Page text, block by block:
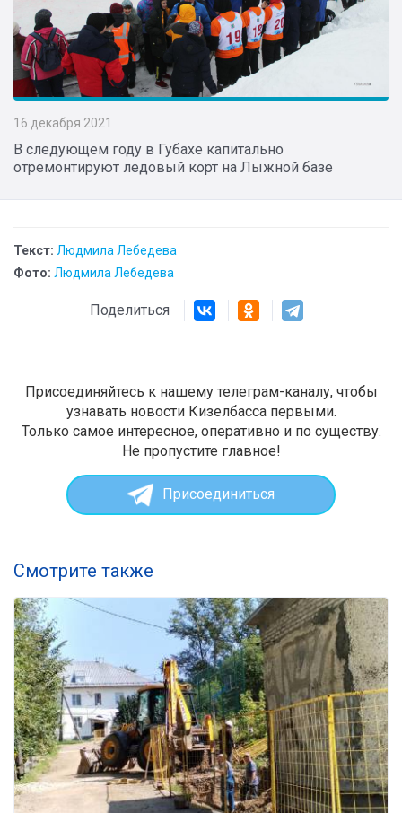
16 декабря 2021
В следующем году в Губахе капитально
отремонтируют ледовый корт на Лыжной базе
Текст: Людмила Лебедева
Фото: Людмила Лебедева
Поделиться
Присоединяйтесь к нашему телеграм-каналу, чтобы
узнавать новости Кизелбасса первыми.
Только самое интересное, оперативно и по существу.
Не пропустите главное!
Присоединиться
Смотрите также